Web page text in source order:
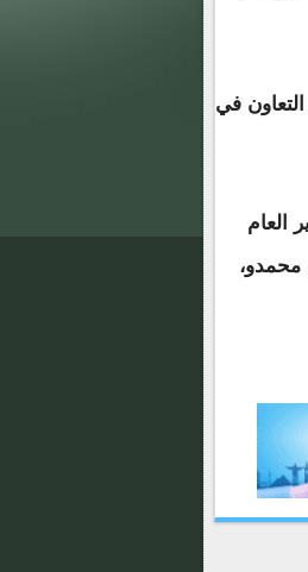
في
العام
محمدو،